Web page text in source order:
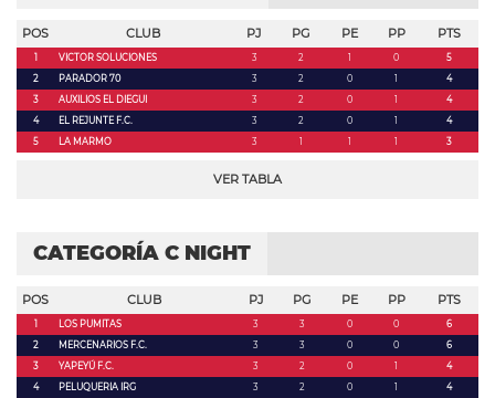
POS CLUB PJ PG PE PP PTS
1 VICTOR SOLUCIONES 3 2 1 0
5
2
PARADOR 70 3 2 0 1
4
3
AUXILIOS EL DIEGUI 3 2 0 1
4
4
EL REJUNTE F.C. 3 2 0 1
4
5
LA MARMO 3 1 1 1 3
VER TABLA
CATEGORÍA C NIGHT
POS CLUB PJ PG PE PP PTS
1 LOS PUMITAS 3 3 0 0
6
2
MERCENARIOS F.C. 3 3 0 0
6
3
YAPEYÚ F.C. 3 2 0 1
4
4
PELUQUERIA IRG 3 2 0 1
4